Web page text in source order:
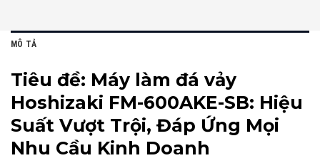
MÔ TẢ
Tiêu đề: Máy làm đá vảy
Hoshizaki FM-600AKE-SB: Hiệu
Suất Vượt Trội, Đáp Ứng Mọi
Nhu Cầu Kinh Doanh